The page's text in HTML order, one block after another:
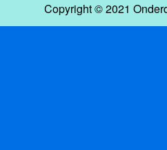
Copyright © 2021